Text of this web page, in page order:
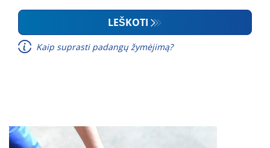
Visi prekės ženklai
LEŠKOTI
Kaip suprasti padangų žymėjimą?